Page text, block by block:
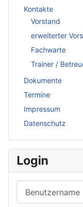
Kontakte
Vorstand
erweiterter
Fachwarte
Trainer /
Dokumente
Termine
Impressum
Datenschutz
Login